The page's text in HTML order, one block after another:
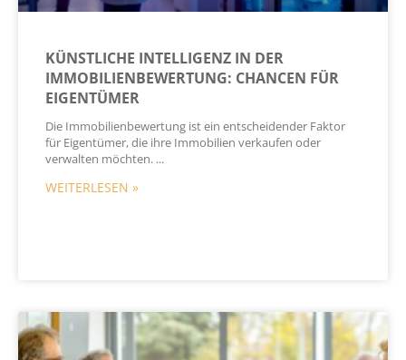
KÜNSTLICHE INTELLIGENZ IN DER
IMMOBILIENBEWERTUNG: CHANCEN FÜR
EIGENTÜMER
Die Immobilienbewertung ist ein entscheidender Faktor
für Eigentümer, die ihre Immobilien verkaufen oder
verwalten möchten.
WEITERLESEN »